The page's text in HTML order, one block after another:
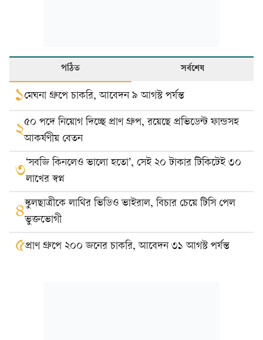
পঠিত সর্বশেষ
১মেঘনা গ্রুপে চাকরি, আবেদন ৯ আগস্ট পর্যন্ত
২৫০ পদে নিয়োগ দিচ্ছে প্রাণ গ্রুপ, রয়েছে প্রভিডেন্ট ফান্ডসহ
আকর্ষণীয় বেতন
৩‘সবজি কিনলেও ভালো হতো’, সেই ২০ টাকার টিকিটেই ৩০
লাখের স্বপ্ন
৪স্কুলছাত্রীকে লাথির ভিডিও ভাইরাল, বিচার চেয়ে টিসি পেল
ভুক্তভোগী
৫প্রাণ গ্রুপে ২০০ জনের চাকরি, আবেদন ৩১ আগস্ট পর্যন্ত